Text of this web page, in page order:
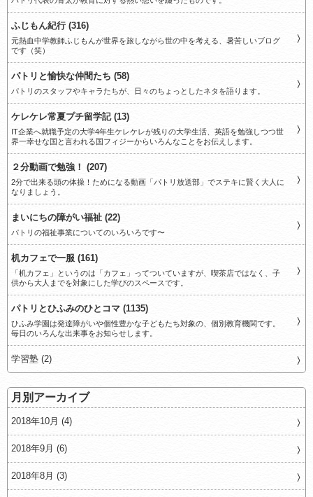
ふじもん紀行 (316)
元熱血中学教師ふじもんが世界を旅しながら世の中を考える、暑苦しいブログ
です（笑）
パトリと愉快な仲間たち (58)
パトリのスタッフやキャラたちが、日々のちょっとしたネタを語ります。
ケレケレ常夏プチ留学記 (13)
IT企業へ就職予定の大学4年生ケレケレが残りの大学生活、英語を勉強しつつ世
界一幸せな国と言われる国フィジーからいろんなことをお伝えします。
２分動画で勉強！ (207)
2分で出来る頭の体操！ためになる動画「パトリ放送部」でステキに賢く大人に
なりましょう。
まいにちの障がい福祉 (22)
パトリの福祉事業についてのいろいろです〜
机カフェで一服 (161)
「机カフェ」というのは「カフェ」ってついていますが、喫茶店ではなく、子
供から大人までを対象にした学びのスペースです。
パトリとひふみのひとコマ (1135)
ひふみ学園は発達障がいや個性豊かな子どもたち対象の、個別教育機関です。
毎日のいろんな出来事をお知らせします。
学習塾 (2)
月別アーカイブ
2018年10月 (4)
2018年9月 (6)
2018年8月 (3)